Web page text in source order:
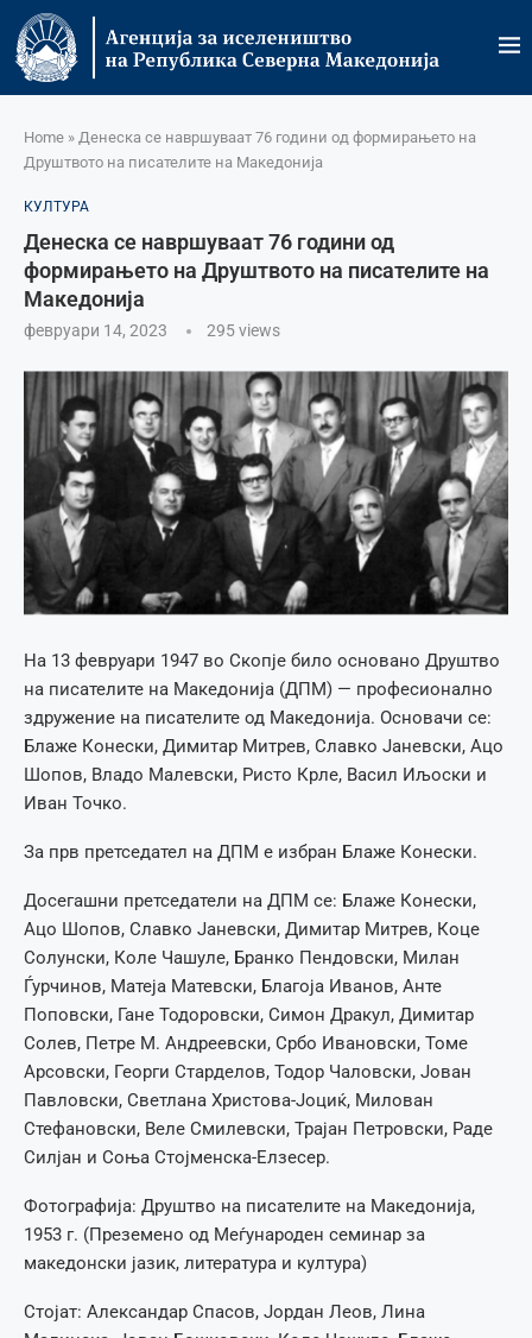
Home » Денеска се навршуваат 76 години од формирањето на
Друштвото на писателите на Македонија
КУЛТУРА
Денеска се навршуваат 76 години од
формирањето на Друштвото на писателите на
Македонија
февруари 14, 2023 295views
На 13 февруари 1947 во Скопје било основано Друштво
на писателите на Македонија (ДПМ) — професионално
здружение на писателите од Македонија. Основачи се:
Блаже Конески, Димитар Митрев, Славко Јаневски, Ацо
Шопов, Владо Малевски, Ристо Крле, Васил Иљоски и
Иван Точко.
За прв претседател на ДПМ е избран Блаже Конески.
Досегашни претседатели на ДПМ се: Блаже Конески,
Ацо Шопов, Славко Јаневски, Димитар Митрев, Коце
Солунски, Коле Чашуле, Бранко Пендовски, Милан
Ѓурчинов, Матеја Матевски, Благоја Иванов, Анте
Поповски, Гане Тодоровски, Симон Дракул, Димитар
Солев, Петре М. Андреевски, Србо Ивановски, Томе
Арсовски, Георги Старделов, Тодор Чаловски, Јован
Павловски, Светлана Христова-Јоциќ, Милован
Стефановски, Веле Смилевски, Трајан Петровски, Раде
Силјан и Соња Стојменска-Елзесер.
Фотографија: Друштво на писателите на Македонија,
1953 г. (Преземено од Меѓународен семинар за
македонски јазик, литература и култура)
Стојат: Александар Спасов, Јордан Леов, Лина